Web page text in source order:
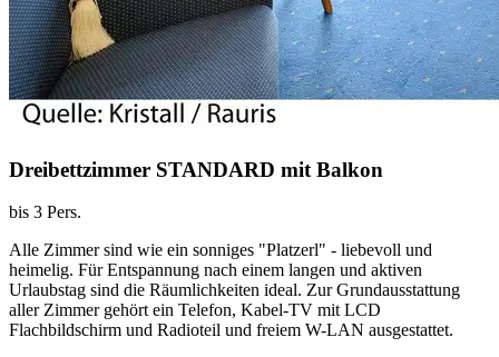
Dreibettzimmer STANDARD mit Balkon
bis 3 Pers.
Alle Zimmer sind wie ein sonniges "Platzerl" - liebevoll und
heimelig. Für Entspannung nach einem langen und aktiven
Urlaubstag sind die Räumlichkeiten ideal. Zur Grundausstattung
aller Zimmer gehört ein Telefon, Kabel-TV mit LCD
Flachbildschirm und Radioteil und freiem W-LAN ausgestattet.